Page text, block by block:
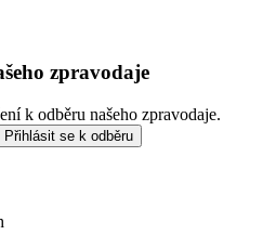
zpravodaje
k odběru našeho zpravodaje.
Přihlásit se k odběru